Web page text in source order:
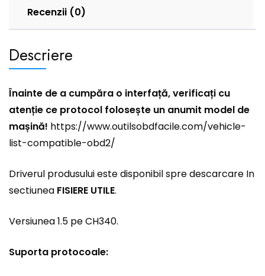
Recenzii (0)
Descriere
Înainte de a cumpăra o interfață, verificați cu
atenție ce protocol folosește un anumit model de
mașină! https://www.outilsobdfacile.com/vehicle-
list-compatible-obd2/
Driverul produsului este disponibil spre descarcare In
sectiunea FISIERE UTILE.
Versiunea 1.5 pe CH340.
Suporta protocoale: